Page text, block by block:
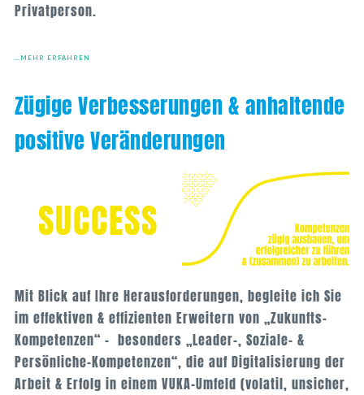
Privatperson.
…MEHR ERFAHREN
Zügige Verbesserungen & anhaltende
positive Veränderungen
SUCCESS
Mit Blick auf Ihre Herausforderungen, begleite ich Sie
im effektiven & effizienten Erweitern von „Zukunfts-
Kompetenzen“ – besonders „Leader-, Soziale- &
Persönliche-Kompetenzen“, die auf Digitalisierung der
Arbeit & Erfolg in einem VUKA-Umfeld (volatil, unsicher,